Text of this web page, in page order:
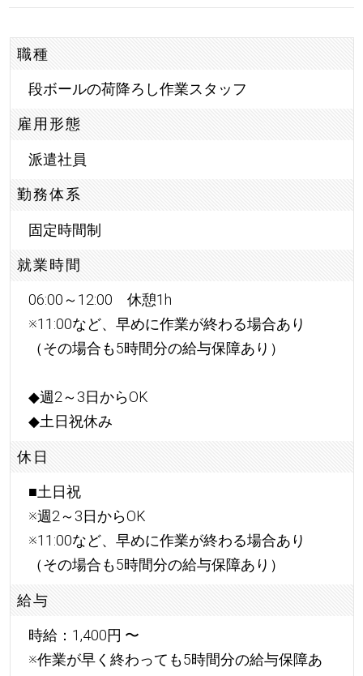
職種
段ボールの荷降ろし作業スタッフ
雇用形態
派遣社員
勤務体系
固定時間制
就業時間
06:00～12:00 休憩1h
※11:00など、早めに作業が終わる場合あり
（その場合も5時間分の給与保障あり）
◆週2～3日からOK
◆土日祝休み
休日
■土日祝
※週2～3日からOK
※11:00など、早めに作業が終わる場合あり
（その場合も5時間分の給与保障あり）
給与
時給：1,400円 〜
※作業が早く終わっても5時間分の給与保障あ